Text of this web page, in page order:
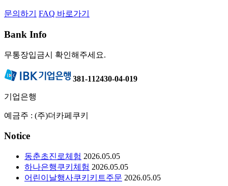
문의하기 FAQ 바로가기
Bank Info
무통장입금시 확인해주세요.
381-112430-04-019
기업은행
예금주 : (주)더카페쿠키
Notice
동춘초진로체험 2026.05.05
하나은행쿠키체험 2026.05.05
어린이날행사쿠키키트주문 2026.05.05